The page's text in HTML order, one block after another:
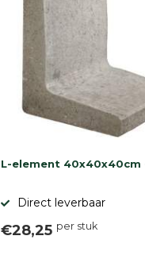
L-element 40x40x40cm
Direct leverbaar
€28,25 per stuk